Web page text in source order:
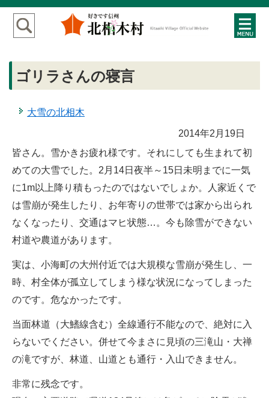
ゴリラさんの寝言
大雪の北相木
2014年2月19日
皆さん。雪かきお疲れ様です。それにしても生まれて初
めての大雪でした。2月14日夜半～15日未明までに一気
に1m以上降り積もったのではないでしょか。人家近くで
は雪崩が発生したり、お年寄りの世帯では家から出られ
なくなったり、交通はマヒ状態…。今も除雪ができない
村道や農道があります。
実は、小海町の大州付近では大規模な雪崩が発生し、一
時、村全体が孤立してしまう様な状況になってしまった
のです。危なかったです。
当面林道（大鰭線含む）全線通行不能なので、絶対に入
らないでください。併せて今まさに見頃の三滝山・大禅
の滝ですが、林道、山道とも通行・入山できません。
非常に残念です。